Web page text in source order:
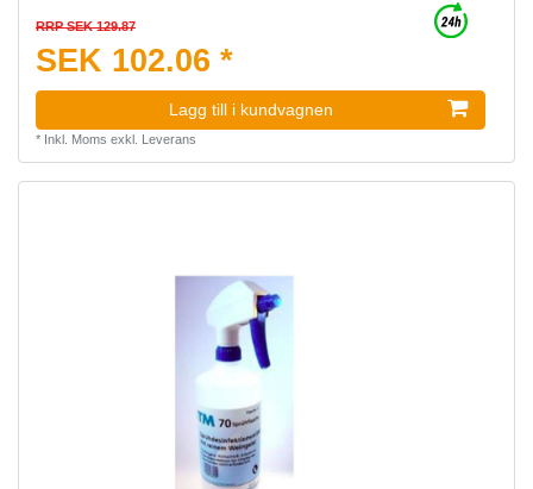
RRP SEK 129.87
SEK 102.06 *
Lagg till i kundvagnen
* Inkl. Moms exkl. Leverans